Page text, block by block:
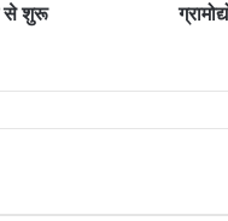
से शुरू